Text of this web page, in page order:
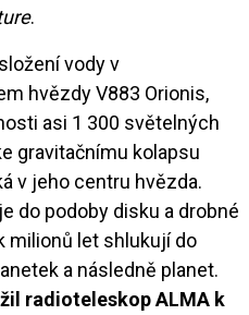
.
vody v
hvězdy V883 Orionis,
asi 1 300 světelných
gravitačnímu kolapsu
v jeho centru hvězda.
do podoby disku a drobné
milionů let shlukují do
a následně planet.
radioteleskop ALMA k